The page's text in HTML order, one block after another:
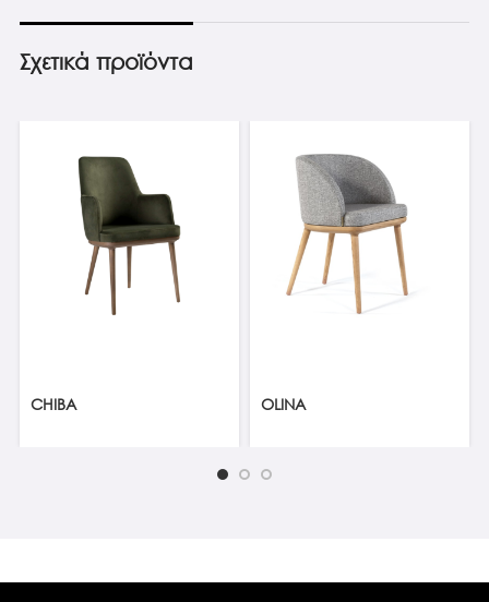
Σχετικά προϊόντα
CHIBA OLINA